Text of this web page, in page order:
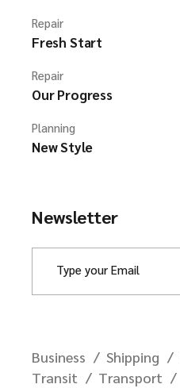
Repair
Fresh Start
Repair
Our Progress
Planning
New Style
Newsletter
Business Shipping
Transit
Transport